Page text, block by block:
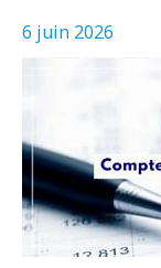
6 juin 2026